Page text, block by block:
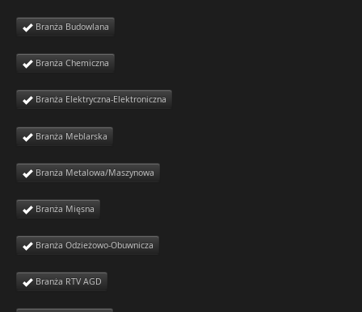
Branża Budowlana
Branża Chemiczna
Branża Elektryczna-Elektroniczna
Branża Meblarska
Branża Metalowa/Maszynowa
Branża Mięsna
Branża Odzieżowo-Obuwnicza
Branża RTV AGD